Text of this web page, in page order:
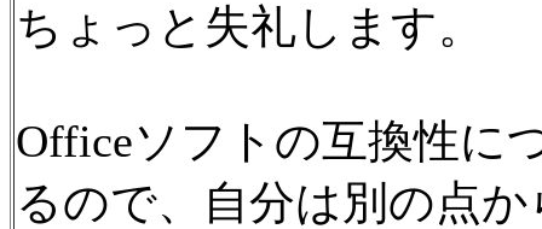
ちょっと失礼します。
Officeソフトの互換性に
るので、自分は別の点